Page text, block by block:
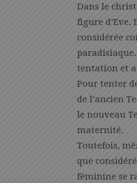
Dans le
figure
considérée
tentation et
Pour tenter
de l’ancien
le nouveau
maternité.
Toutefois,
que
féminine se